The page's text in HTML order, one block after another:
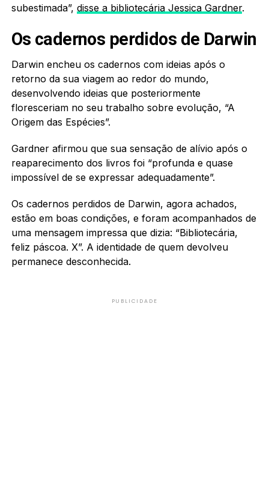
subestimada”, disse a bibliotecária Jessica Gardner.
Os cadernos perdidos de Darwin
Darwin encheu os cadernos com ideias após o
retorno da sua viagem ao redor do mundo,
desenvolvendo ideias que posteriormente
floresceriam no seu trabalho sobre evolução, “A
Origem das Espécies”.
Gardner afirmou que sua sensação de alívio após o
reaparecimento dos livros foi “profunda e quase
impossível de se expressar adequadamente”.
Os cadernos perdidos de Darwin, agora achados,
estão em boas condições, e foram acompanhados de
uma mensagem impressa que dizia: “Bibliotecária,
feliz páscoa. X”. A identidade de quem devolveu
permanece desconhecida.
PUBLICIDADE